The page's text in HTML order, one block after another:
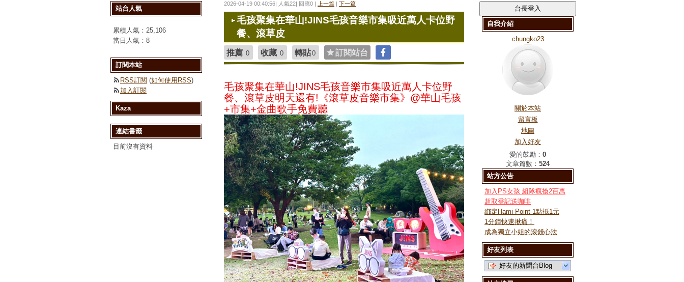
2026-04-19 00:40:56| 人氣22| 回應0 | 上一篇 | 下一篇
毛孩聚集在華山!JINS毛孩音樂市集吸近萬人卡位野
餐、滾草皮
推薦 0 收藏 0 轉貼0 訂閱站台
毛孩聚集在華山!JINS毛孩音樂市集吸近萬人卡位野
餐、滾草皮明天還有!《滾草皮音樂市集》@華山毛孩
+市集+金曲歌手免費聽
自我介紹
chungko23
關於本站
留言板
地圖
加入好友
愛的鼓勵： 0
文章篇數： 524
站方公告
加入PS女孩 組隊瘋搶2百萬
超取登記送咖啡
綁定Hami Point 1點抵1元
1分鐘快速揪痛！
成為獨立小姐的滾錢心法
好友列表
好友的新聞台Blog
站台人氣
累積人氣： 25,106
當日人氣： 8
訂閱本站
RSS訂閱 (如何使用RSS)
加入訂閱
Kaza
連結書籤
目前沒有資料